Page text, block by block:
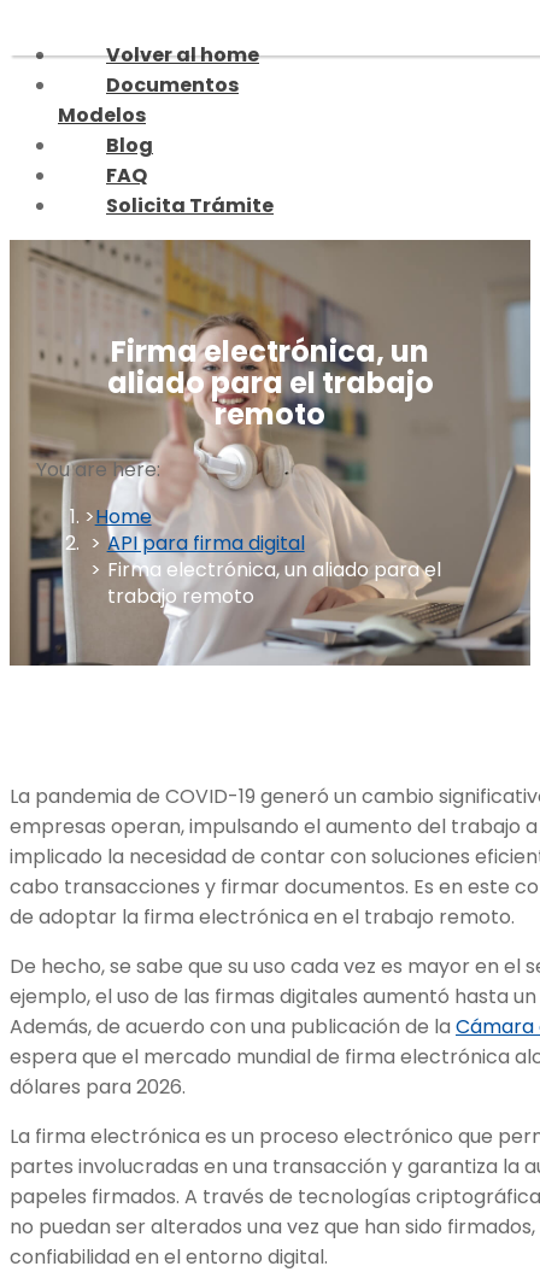
to
content
Volver al home
Documentos
Modelos
Blog
FAQ
Solicita Trámite
Firma electrónica, un
aliado para el trabajo
remoto
You are here:
Home
API para firma digital
Firma electrónica, un aliado para el
trabajo remoto
La pandemia de COVID-19 generó un cambio
empresas operan, impulsando el aumento del trabajo
implicado la necesidad de contar con soluciones
cabo transacciones y firmar documentos. Es en este
de adoptar la firma electrónica en el trabajo remoto.
De hecho, se sabe que su uso cada vez es mayor en el
ejemplo, el uso de las firmas digitales aumentó hasta
Además, de acuerdo con una publicación de la Cámara
espera que el mercado mundial de firma electrónica
dólares para 2026.
La firma electrónica es un proceso electrónico que
partes involucradas en una transacción y garantiza la
papeles firmados. A través de tecnologías
no puedan ser alterados una vez que han sido
confiabilidad en el entorno digital.